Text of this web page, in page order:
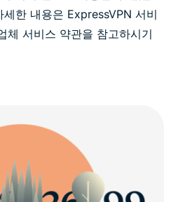
한 내용은 ExpressVPN 서비
체 서비스 약관을 참고하시기